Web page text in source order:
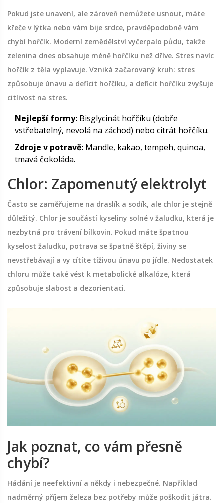
Pokud jste unavení, ale zároveň nemůžete usnout, máte
křeče v lýtka nebo vám bije srdce, pravděpodobně vám
chybí hořčík. Moderní zemědělství vyčerpalo půdu, takže
zelenina dnes obsahuje méně hořčíku než dříve. Stres navíc
hořčík z těla vyplavuje. Vzniká začarovaný kruh: stres
způsobuje únavu a deficit hořčíku, a deficit hořčíku zvyšuje
citlivost na stres.
Nejlepší formy: Bisglycinát hořčíku (dobře
vstřebatelný, nevolá na záchod) nebo citrát hořčíku.
Zdroje v potravě: Mandle, kakao, tempeh, quinoa,
tmavá čokoláda.
Chlor: Zapomenutý elektrolyt
Často se zaměřujeme na draslík a sodík, ale chlor je stejně
důležitý. Chlor je součástí kyseliny solné v žaludku, která je
nezbytná pro trávení bílkovin. Pokud máte špatnou
kyselost žaludku, potrava se špatně štěpí, živiny se
nevstřebávají a vy cítíte tíživou únavu po jídle. Nedostatek
chloru může také vést k metabolické alkalóze, která
způsobuje slabost a dezorientaci.
Jak poznat, co vám přesně
chybí?
Hádání je neefektivní a někdy i nebezpečné. Například
nadměrný příjem železa bez potřeby může poškodit játra.